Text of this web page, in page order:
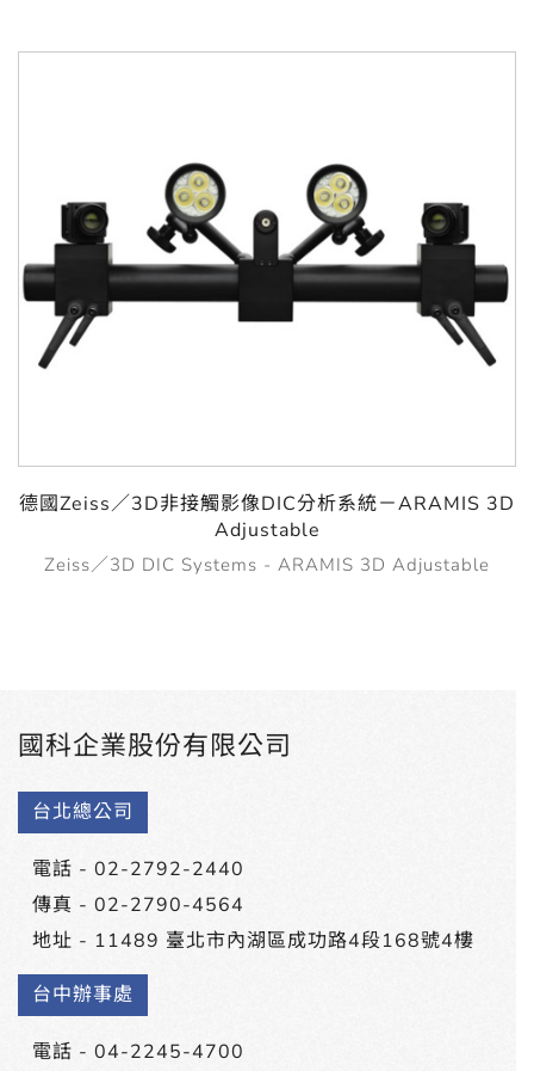
德國Zeiss／3D非接觸影像DIC分析系統－ARAMIS 3D
Adjustable
Zeiss／3D DIC Systems - ARAMIS 3D Adjustable
國科企業股份有限公司
台北總公司
電話 - 02-2792-2440
傳真 - 02-2790-4564
地址 - 11489 臺北市內湖區成功路4段168號4樓
台中辦事處
電話 - 04-2245-4700